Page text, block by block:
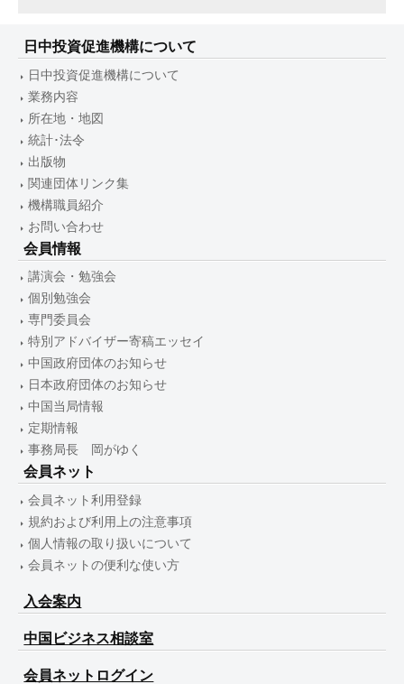
日中投資促進機構について
日中投資促進機構について
業務内容
所在地・地図
統計･法令
出版物
関連団体リンク集
機構職員紹介
お問い合わせ
会員情報
講演会・勉強会
個別勉強会
専門委員会
特別アドバイザー寄稿エッセイ
中国政府団体のお知らせ
日本政府団体のお知らせ
中国当局情報
定期情報
事務局長 岡がゆく
会員ネット
会員ネット利用登録
規約および利用上の注意事項
個人情報の取り扱いについて
会員ネットの便利な使い方
入会案内
中国ビジネス相談室
会員ネットログイン